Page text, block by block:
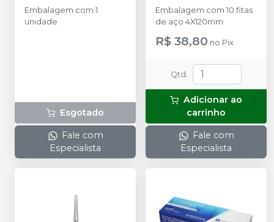
Embalagem com 1
unidade
Esgotado
Fale com
Especialista
MICRODONT
Embalagem com 10 fitas
de aço 4X120mm
R$ 38,80 no Pix
Qtd :
Adicionar ao
carrinho
Fale com
Especialista